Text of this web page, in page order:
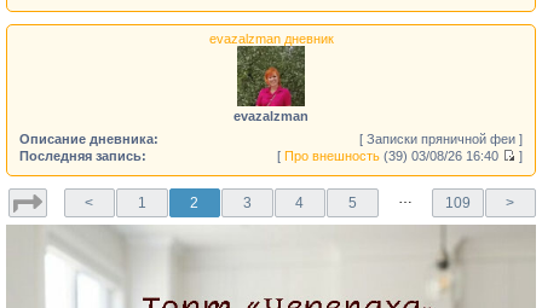
evazalzman дневник
evazalzman
Описание дневника:
[ Записки пряничной феи ]
Последняя запись:
[ Про внешность (39) 03/08/26 16:40 ]
< 1 2 3 4 5 … 109 >